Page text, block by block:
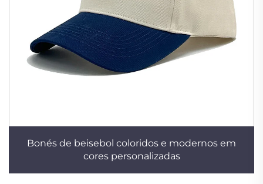
Bonés de beisebol coloridos e modernos em
cores personalizadas